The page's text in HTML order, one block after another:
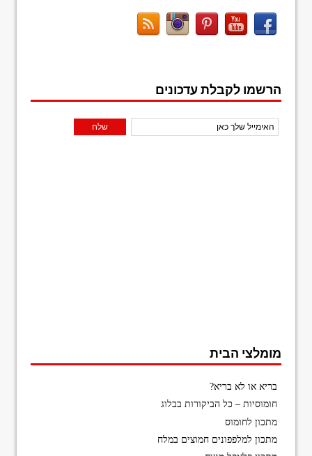
הרשמו לקבלת עדכונים
מומלצי הבית
בריא או לא בריא?
חומוסיות – כל הביקורות בבלוג
מתכון לחומוס
מתכון למלפפונים חמוצים במלח